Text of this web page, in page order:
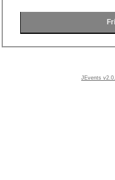
JEvents